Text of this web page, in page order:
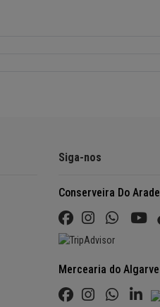
Siga-nos
Conserveira Do Arade
Mercearia do Algarve